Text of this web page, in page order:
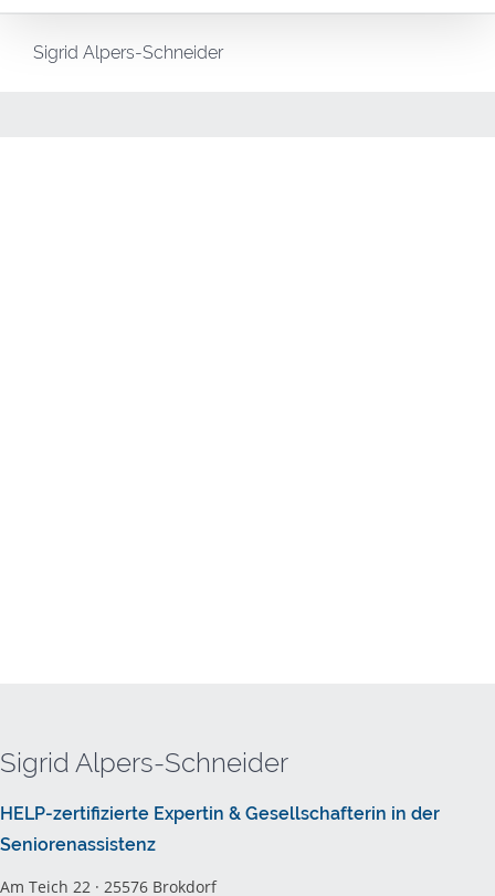
Sigrid Alpers-Schneider
Sigrid Alpers-Schneider
HELP-zertifizierte Expertin & Gesellschafterin in der
Seniorenassistenz
Am Teich 22 · 25576 Brokdorf